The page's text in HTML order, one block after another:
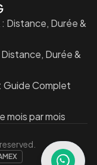
Distance, Durée &
Durée &
Guide Complet
mois par mois